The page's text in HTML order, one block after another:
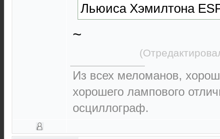
Льюиса Хэмилтона
~
Из всех меломанов,
хорошего лампового
осциллограф.